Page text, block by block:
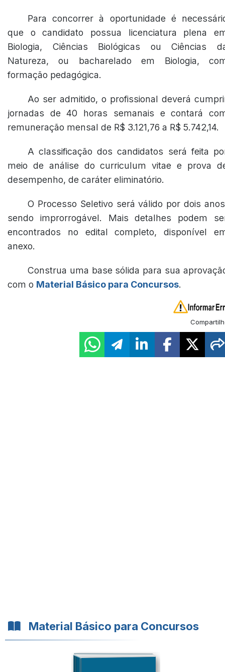
Para concorrer à oportunidade é
que o candidato possua licenciatura plena
Biologia, Ciências Biológicas ou Ciências
Natureza, ou bacharelado em Biologia,
formação pedagógica.
Ao ser admitido, o profissional deverá
jornadas de 40 horas semanais e contará
remuneração mensal de R$ 3.121,76 a R$ 5.742,14.
A classificação dos candidatos será feita
meio de análise do curriculum vitae e prova
desempenho, de caráter eliminatório.
O Processo Seletivo será válido por dois
sendo improrrogável. Mais detalhes podem
encontrados no edital completo, disponível
anexo.
Construa uma base sólida para sua
com o Material Básico para Concursos.
Material Básico para Concursos